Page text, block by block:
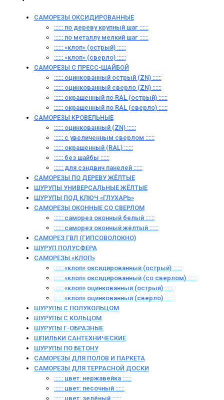
САМОРЕЗЫ ОКСИДИРОВАННЫЕ
:::::: по дереву крупный шаг ::::::
:::::: по металлу мелкий шаг ::::::
:::::: «клоп» (острый) ::::::
:::::: «клоп» (сверло) ::::::
САМОРЕЗЫ С ПРЕСС-ШАЙБОЙ
:::::: оцинкованный острый (ZN) ::::::
:::::: оцинкованный сверло (ZN) ::::::
:::::: окрашенный по RAL (острый) ::::::
:::::: окрашенный по RAL (сверло) ::::::
САМОРЕЗЫ КРОВЕЛЬНЫЕ
:::::: оцинкованный (ZN) ::::::
:::::: с увеличенным сверлом ::::::
:::::: окрашенный (RAL) ::::::
:::::: без шайбы ::::::
:::::: для сэндвич панелей ::::::
САМОРЕЗЫ ПО ДЕРЕВУ ЖЁЛТЫЕ
ШУРУПЫ УНИВЕРСАЛЬНЫЕ ЖЁЛТЫЕ
ШУРУПЫ ПОД КЛЮЧ «ГЛУХАРЬ»
САМОРЕЗЫ ОКОННЫЕ СО СВЕРЛОМ
:::::: саморез оконный белый ::::::
:::::: саморез оконный жёлтый ::::::
САМОРЕЗ ГВЛ (ГИПСОВОЛОКНО)
ШУРУП ПОЛУСФЕРА
САМОРЕЗЫ «КЛОП»
:::::: «клоп» оксидированный (острый) ::::::
:::::: «клоп» оксидированный (со сверлом) ::::::
:::::: «клоп» оцинкованный (острый) ::::::
:::::: «клоп» оцинкованный (сверло) ::::::
ШУРУПЫ С ПОЛУКОЛЬЦОМ
ШУРУПЫ С КОЛЬЦОМ
ШУРУПЫ Г-ОБРАЗНЫЕ
ШПИЛЬКИ САНТЕХНИЧЕСКИЕ
ШУРУПЫ ПО БЕТОНУ
САМОРЕЗЫ ДЛЯ ПОЛОВ И ПАРКЕТА
САМОРЕЗЫ ДЛЯ ТЕРРАСНОЙ ДОСКИ
:::::: цвет: нержавейка ::::::
:::::: цвет: песочный ::::::
:::::: цвет: зелёный ::::::